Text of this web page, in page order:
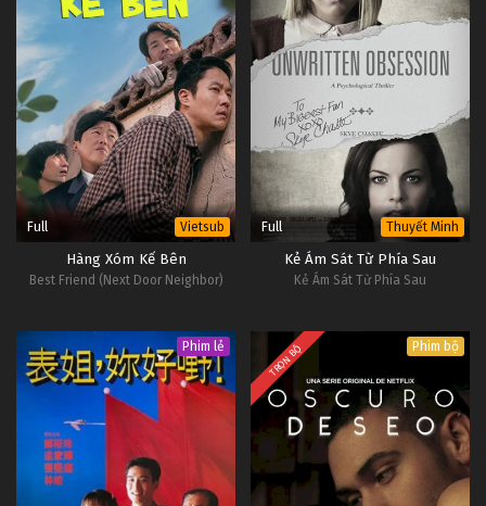
Full Vietsub
Hàng Xóm Kế Bên
Best Friend (Next Door Neighbor)
Full Thuyết Minh
Kẻ Ám Sát Từ Phía Sau
Kẻ Ám Sát Từ Phía Sau
Phim lẻ TRỌN BỘ Phim bộ